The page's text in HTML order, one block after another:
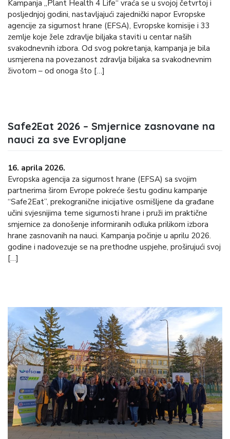
Kampanja „Plant Health 4 Life“ vraća se u svojoj četvrtoj i
posljednjoj godini, nastavljajući zajednički napor Evropske
agencije za sigurnost hrane (EFSA), Evropske komisije i 33
zemlje koje žele zdravlje biljaka staviti u centar naših
svakodnevnih izbora. Od svog pokretanja, kampanja je bila
usmjerena na povezanost zdravlja biljaka sa svakodnevnim
životom – od onoga što […]
Safe2Eat 2026 – Smjernice zasnovane na
nauci za sve Evropljane
16. aprila 2026.
Evropska agencija za sigurnost hrane (EFSA) sa svojim
partnerima širom Evrope pokreće šestu godinu kampanje
“Safe2Eat”, prekogranične inicijative osmišljene da građane
učini svjesnijima teme sigurnosti hrane i pruži im praktične
smjernice za donošenje informiranih odluka prilikom izbora
hrane zasnovanih na nauci. Kampanja počinje u aprilu 2026.
godine i nadovezuje se na prethodne uspjehe, proširujući svoj
[…]